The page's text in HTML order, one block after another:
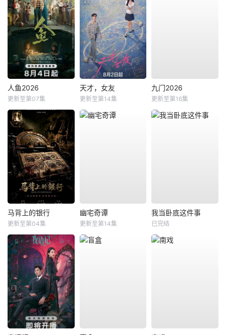
人鱼2026
更新至第07集
天才，女友
更新至第14集
九门2026
更新至第16集
马背上的银行
更新至第04集
幽宅奇谭
更新至第14集
我当卧底这件事
已完结